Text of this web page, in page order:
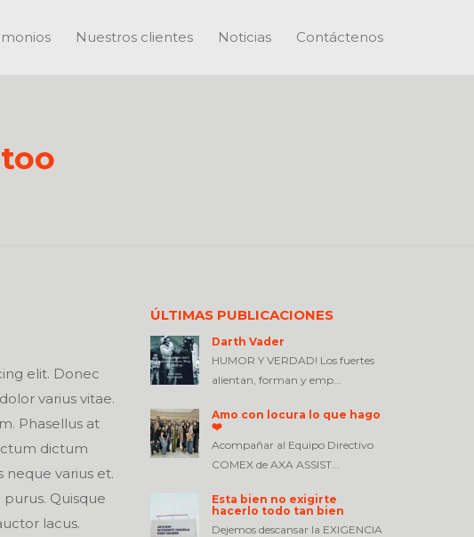
Nuestros clientes Noticias Contáctenos
elit. Donec
varius vitae.
Phasellus at
dictum
neque varius et.
Quisque
lacus.
ÚLTIMAS PUBLICACIONES
Darth Vader
HUMOR Y VERDAD! Los fuertes
alientan, forman y emp...
Amo con locura lo que hago
❤️
Acompañar al Equipo Directivo
COMEX de AXA ASSIST...
Esta bien no exigirte
hacerlo todo tan bien
Dejemos descansar la EXIGENCIA